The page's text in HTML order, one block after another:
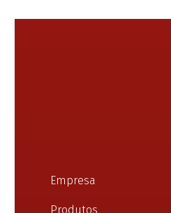
Empresa
Produtos